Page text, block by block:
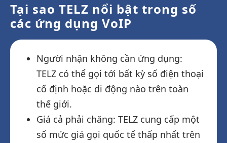
Tại sao TELZ nổi bật trong số
các ứng dụng VoIP
Người nhận không cần ứng dụng:
TELZ có thể gọi tới bất kỳ số điện thoại
cố định hoặc di động nào trên toàn
thế giới.
Giá cả phải chăng: TELZ cung cấp một
số mức giá gọi quốc tế thấp nhất trên